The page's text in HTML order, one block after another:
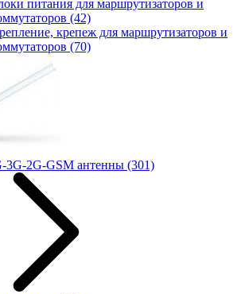
питания для маршрутизаторов и
(42)
крепеж для маршрутизаторов и
(70)
3G-2G-GSM антенны (301)